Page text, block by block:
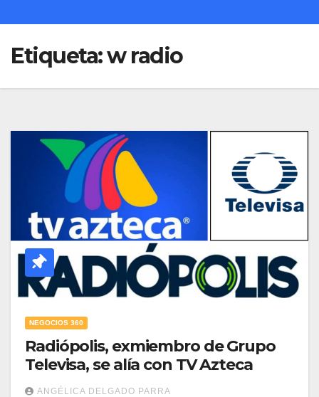
Etiqueta:w radio
NEGOCIOS 360
Radiópolis, exmiembro de Grupo
Televisa, se alía con TV Azteca
ANGÉLICA DELGADO PARRA